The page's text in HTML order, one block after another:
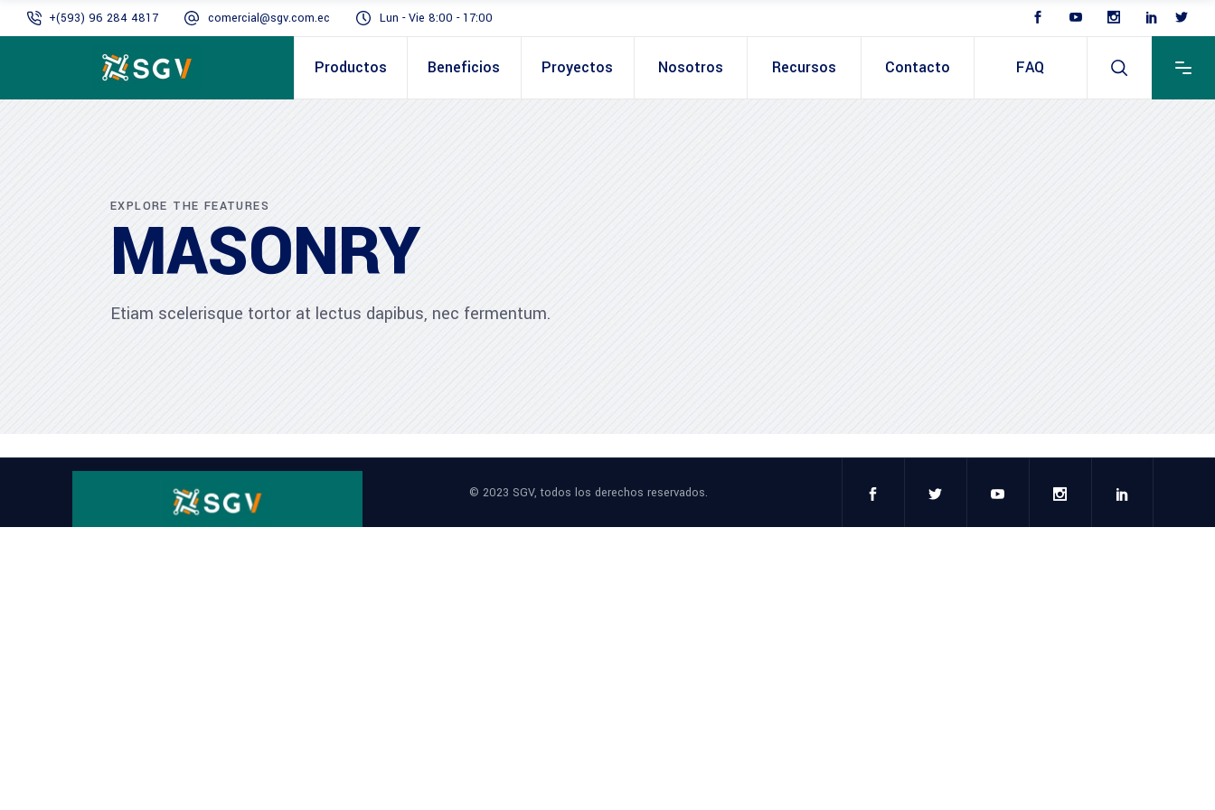
+(593) 96 284 4817 comercial@sgv.com.ec Lun - Vie 8:00 - 17:00
Productos Beneficios Proyectos Nosotros Recursos Contacto FAQ
EXPLORE THE FEATURES
MASONRY
Etiam scelerisque tortor at lectus dapibus, nec fermentum.
Sorry, no posts matched your criteria.
© 2023 SGV, todos los derechos reservados.